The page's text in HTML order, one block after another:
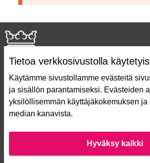
Tietoa verkkosivustolla
Käytämme sivustollamme evästeitä
ja sisällön parantamiseksi. Evästeiden
yksilöllisemmän käyttäjäkokemuksen
median kanavista.
Hyväksy kaikki
Näin äänestät Asukasbudjetissa
Asukasbudjetin vaiheet
Usein kysytyt kysymykset
Saavutettavuusseloste
Lataa avoimet datatiedostot